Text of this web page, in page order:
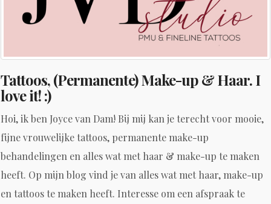
Tattoos, (Permanente) Make-up & Haar. I
love it! :)
Hoi, ik ben Joyce van Dam! Bij mij kan je terecht voor mooie,
fijne vrouwelijke tattoos, permanente make-up
behandelingen en alles wat met haar & make-up te maken
heeft. Op mijn blog vind je van alles wat met haar, make-up
en tattoos te maken heeft. Interesse om een afspraak te